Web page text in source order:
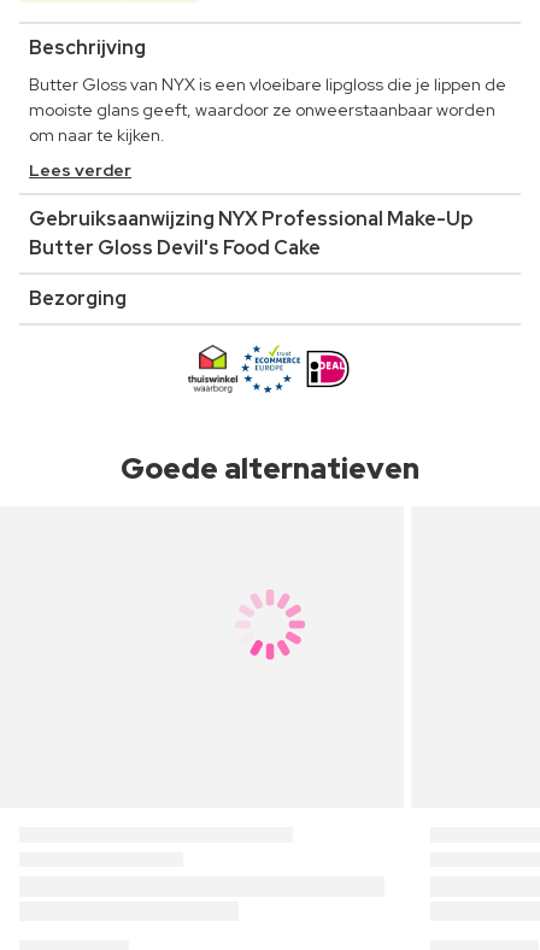
Beschrijving
Butter Gloss van NYX is een vloeibare lipgloss die je lippen de
mooiste glans geeft, waardoor ze onweerstaanbaar worden
om naar te kijken.
Lees verder
Gebruiksaanwijzing NYX Professional Make-Up
Butter Gloss Devil's Food Cake
Bezorging
Goede alternatieven